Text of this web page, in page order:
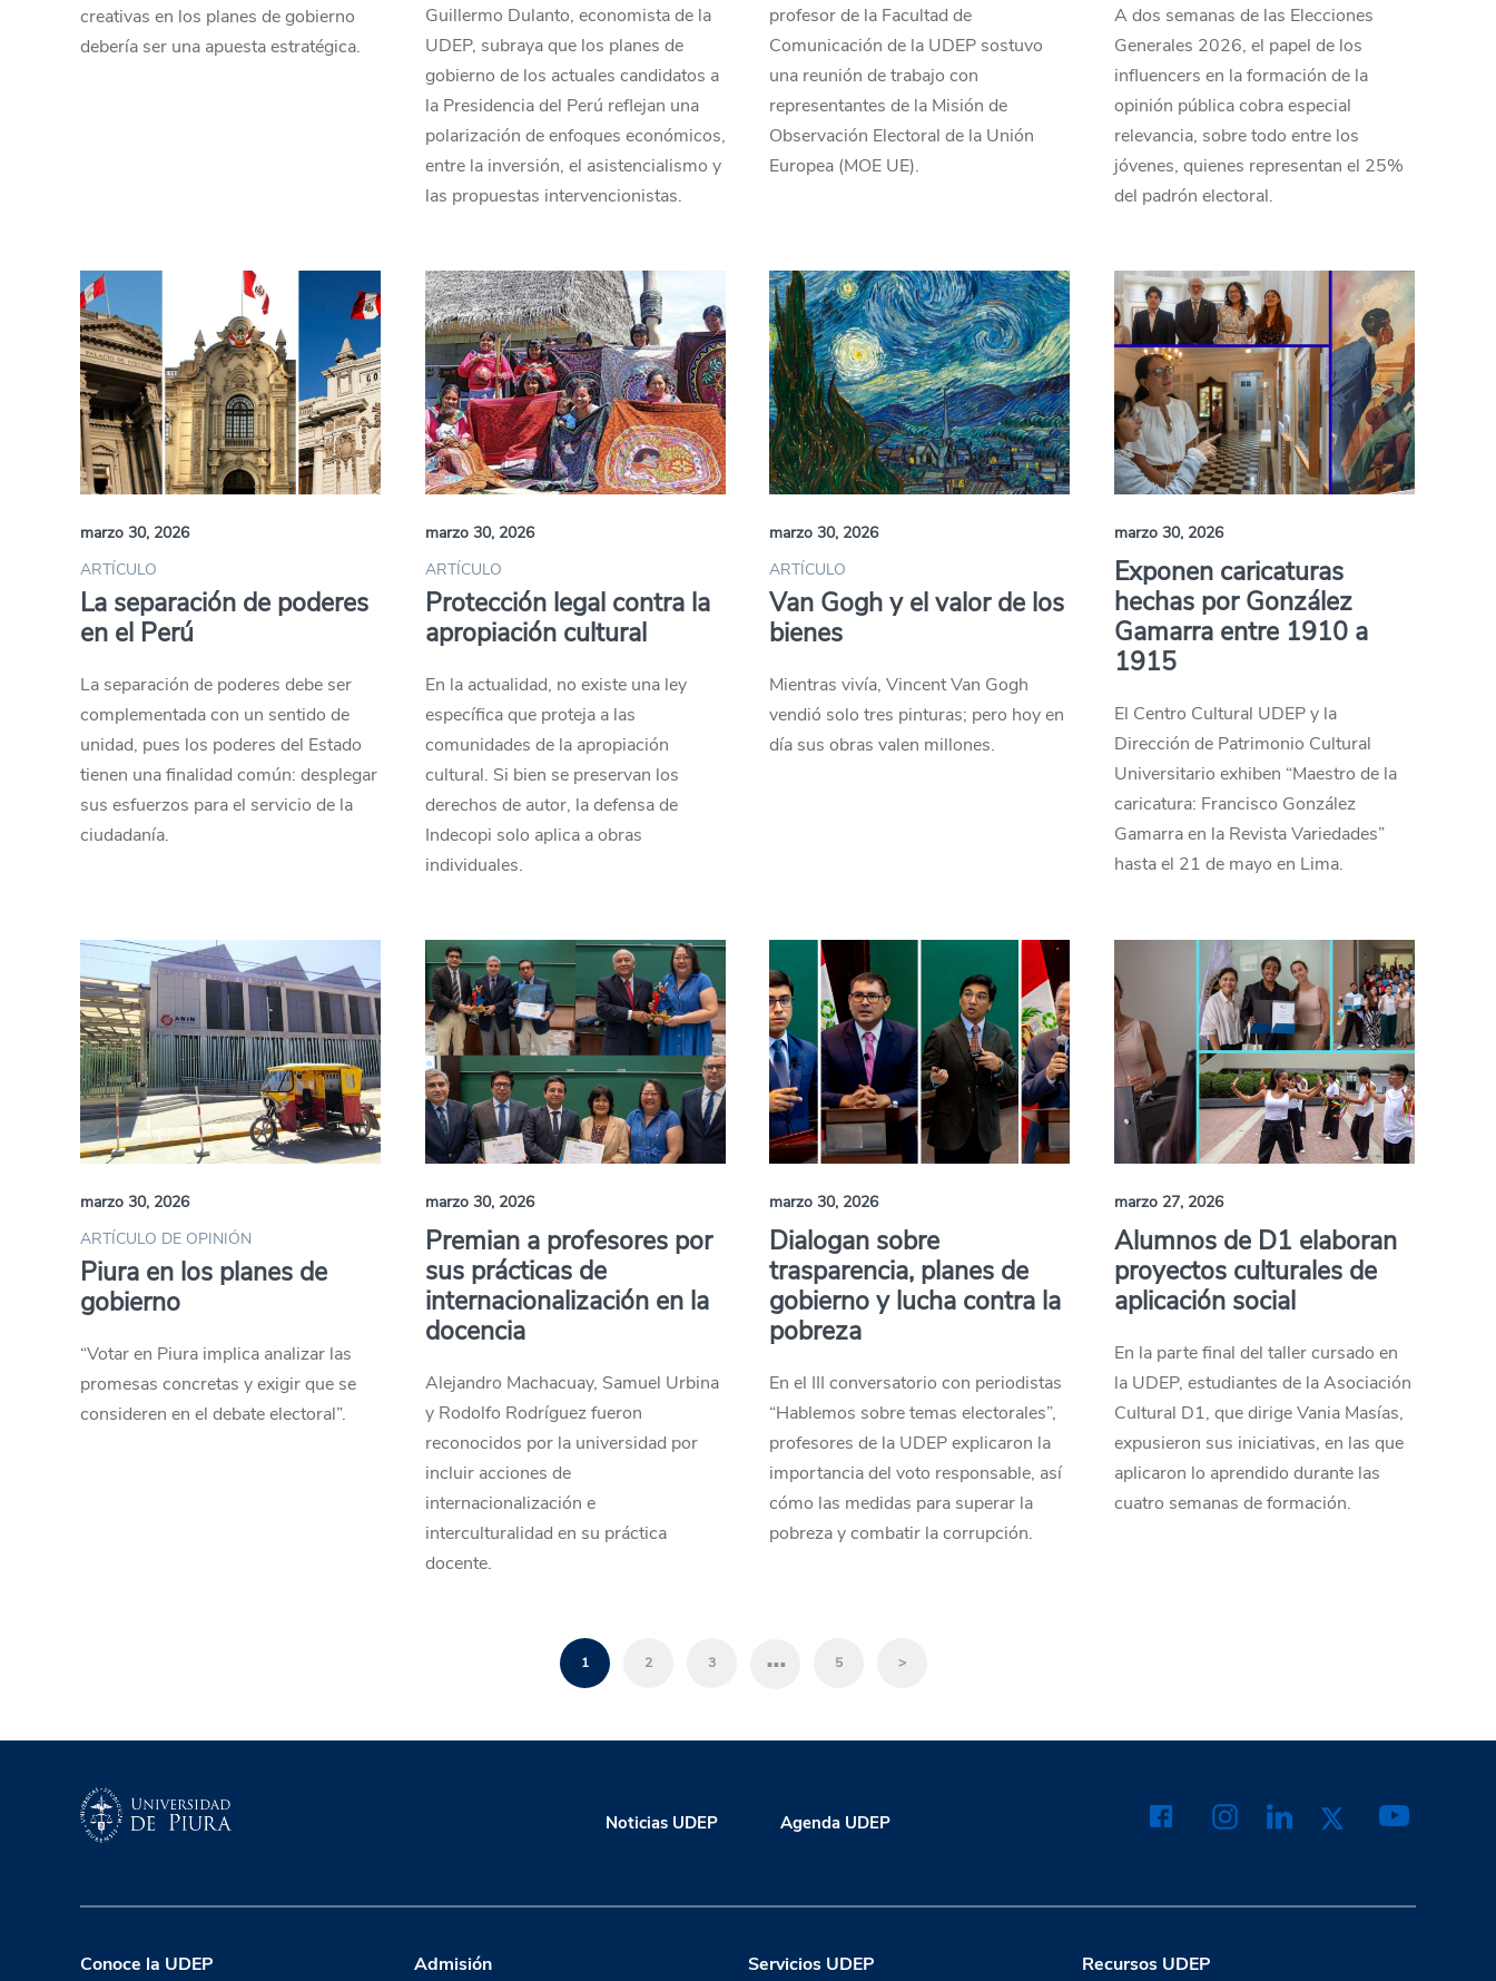
creativas en los planes de gobierno
debería ser una apuesta estratégica.
Guillermo Dulanto, economista de la
UDEP, subraya que los planes de
gobierno de los actuales candidatos a
la Presidencia del Perú reflejan una
polarización de enfoques económicos,
entre la inversión, el asistencialismo y
las propuestas intervencionistas.
profesor de la Facultad de
Comunicación de la UDEP sostuvo
una reunión de trabajo con
representantes de la Misión de
Observación Electoral de la Unión
Europea (MOE UE).
A dos semanas de las Elecciones
Generales 2026, el papel de los
influencers en la formación de la
opinión pública cobra especial
relevancia, sobre todo entre los
jóvenes, quienes representan el 25%
del padrón electoral.
marzo 30, 2026
ARTÍCULO
La separación de poderes
en el Perú
La separación de poderes debe ser
complementada con un sentido de
unidad, pues los poderes del Estado
tienen una finalidad común: desplegar
sus esfuerzos para el servicio de la
ciudadanía.
marzo 30, 2026
ARTÍCULO
Protección legal contra la
apropiación cultural
En la actualidad, no existe una ley
específica que proteja a las
comunidades de la apropiación
cultural. Si bien se preservan los
derechos de autor, la defensa de
Indecopi solo aplica a obras
individuales.
marzo 30, 2026
ARTÍCULO
Van Gogh y el valor de los
bienes
Mientras vivía, Vincent Van Gogh
vendió solo tres pinturas; pero hoy en
día sus obras valen millones.
marzo 30, 2026
Exponen caricaturas
hechas por González
Gamarra entre 1910 a
1915
El Centro Cultural UDEP y la
Dirección de Patrimonio Cultural
Universitario exhiben “Maestro de la
caricatura: Francisco González
Gamarra en la Revista Variedades”
hasta el 21 de mayo en Lima.
marzo 30, 2026
ARTÍCULO DE OPINIÓN
Piura en los planes de
gobierno
“Votar en Piura implica analizar las
promesas concretas y exigir que se
consideren en el debate electoral”.
marzo 30, 2026
Premian a profesores por
sus prácticas de
internacionalización en la
docencia
Alejandro Machacuay, Samuel Urbina
y Rodolfo Rodríguez fueron
reconocidos por la universidad por
incluir acciones de
internacionalización e
interculturalidad en su práctica
docente.
marzo 30, 2026
Dialogan sobre
trasparencia, planes de
gobierno y lucha contra la
pobreza
En el III conversatorio con periodistas
“Hablemos sobre temas electorales”,
profesores de la UDEP explicaron la
importancia del voto responsable, así
cómo las medidas para superar la
pobreza y combatir la corrupción.
marzo 27, 2026
Alumnos de D1 elaboran
proyectos culturales de
aplicación social
En la parte final del taller cursado en
la UDEP, estudiantes de la Asociación
Cultural D1, que dirige Vania Masías,
expusieron sus iniciativas, en las que
aplicaron lo aprendido durante las
cuatro semanas de formación.
1 2 3 … 5 >
Noticias UDEP Agenda UDEP
Conoce la UDEP Admisión Servicios UDEP Recursos UDEP